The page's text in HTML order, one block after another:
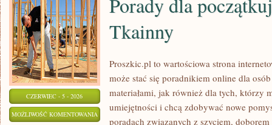
CZERWIEC - 5 - 2026
MOŻLIWOŚĆ KOMENTOWANIA
Tkainny
Proszkic.pl to wartościowa strona
może stać się poradnikiem online dla
materiałami, jak również dla tych, którzy
umiejętności i chcą zdobywać nowe
poradach związanych z szyciem,